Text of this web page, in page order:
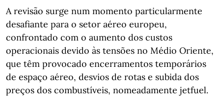
A revisão surge num momento particularmente
desafiante para o setor aéreo europeu,
confrontado com o aumento dos custos
operacionais devido às tensões no Médio Oriente,
que têm provocado encerramentos temporários
de espaço aéreo, desvios de rotas e subida dos
preços dos combustíveis, nomeadamente jetfuel.